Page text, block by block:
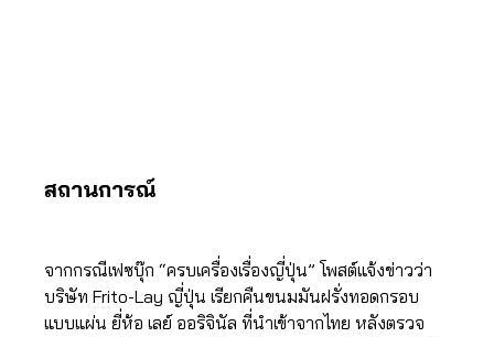
สถานการณ์
จากกรณีเฟซบุ๊ก “ครบเครื่องเรื่องญี่ปุ่น” โพสต์แจ้งข่าวว่า
บริษัท Frito-Lay ญี่ปุ่น เรียกคืนขนมมันฝรั่งทอดกรอบ
แบบแผ่น ยี่ห้อ เลย์ ออริจินัล ที่นำเข้าจากไทย หลังตรวจ